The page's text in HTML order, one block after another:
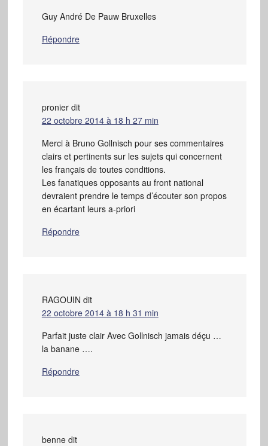
Guy André De Pauw Bruxelles
Répondre
pronier dit
22 octobre 2014 à 18 h 27 min
Merci à Bruno Gollnisch pour ses commentaires
clairs et pertinents sur les sujets qui concernent
les français de toutes conditions.
Les fanatiques opposants au front national
devraient prendre le temps d’écouter son propos
en écartant leurs a-priori
Répondre
RAGOUIN dit
22 octobre 2014 à 18 h 31 min
Parfait juste clair Avec Gollnisch jamais déçu …
la banane ….
Répondre
benne dit